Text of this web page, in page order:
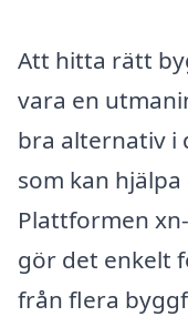
Att hitta rätt
vara en
bra alternativ i
som kan
Plattformen
gör det enkelt
från flera